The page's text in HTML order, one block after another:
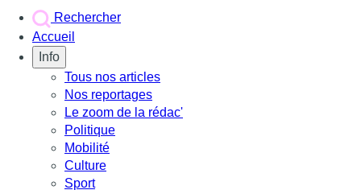
Rechercher
Accueil
Info
Tous nos articles
Nos reportages
Le zoom de la rédac'
Politique
Mobilité
Culture
Sport